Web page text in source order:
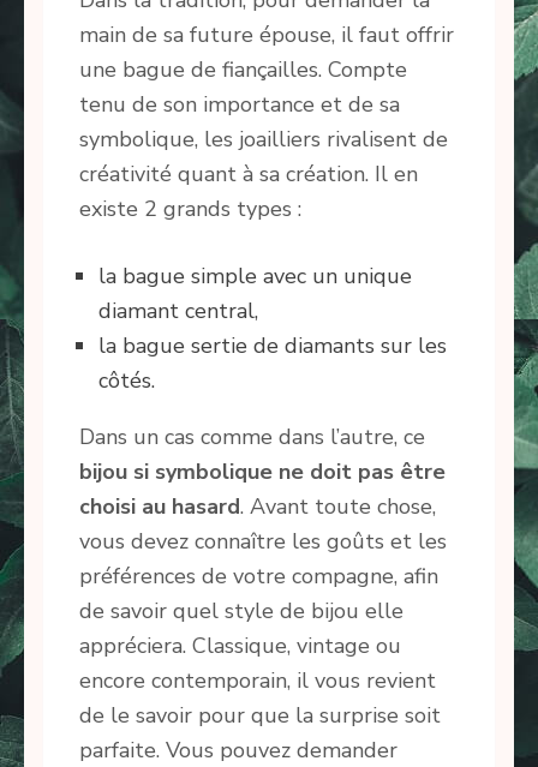
main de sa future épouse, il faut offrir
une bague de fiançailles. Compte
tenu de son importance et de sa
symbolique, les joailliers rivalisent de
créativité quant à sa création. Il en
existe 2 grands types :
la bague simple avec un unique
diamant central,
la bague sertie de diamants sur les
côtés.
Dans un cas comme dans l’autre, ce
bijou si symbolique ne doit pas être
choisi au hasard. Avant toute chose,
vous devez connaître les goûts et les
préférences de votre compagne, afin
de savoir quel style de bijou elle
appréciera. Classique, vintage ou
encore contemporain, il vous revient
de le savoir pour que la surprise soit
parfaite. Vous pouvez demander